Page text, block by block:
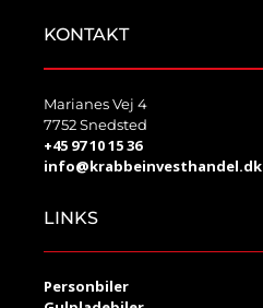
KONTAKT
Marianes Vej 4
7752 Snedsted
+45 97 10 15 36
info@krabbeinvesthandel.dk
LINKS
Personbiler